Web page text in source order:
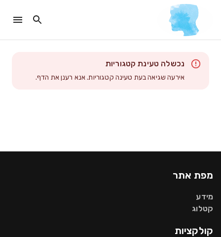
נכשלה טעינת קטגוריות
אירעה שגיאה בעת טעינה קטגוריות. אנא רענן את הדף.
מפת אתר
מידע
קטלוג
קולקציות